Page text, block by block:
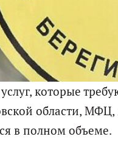
которые
области,
в полном объеме.